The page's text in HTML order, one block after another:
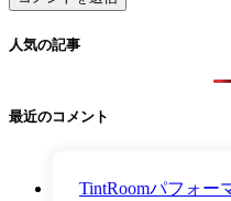
人気の記事
最近のコメント
TintRoomパフォー